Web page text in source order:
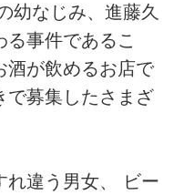
幼なじみ、進藤久
事件であるこ
酒が飲めるお店で
で募集したさまざ
れ違う男女、 ビー